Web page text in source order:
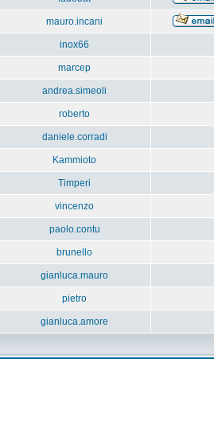
mauro.incani
inox66
marcep
andrea.simeoli
roberto
daniele.corradi
Kammioto
Timperi
vincenzo
paolo.contu
brunello
gianluca.mauro
pietro
gianluca.amore